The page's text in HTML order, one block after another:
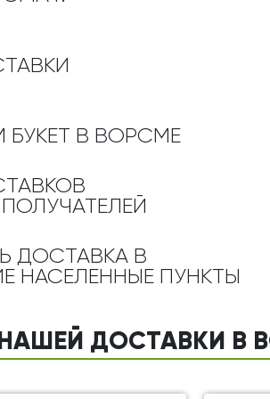
Сестре
Коллеге
Дедушке
В ВОРСМЕ
ДОСТАВКА В
НАСЕЛЕННЫЕ ПУНКТЫ
ДОСТАВКИ В